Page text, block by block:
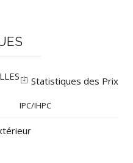
Statistiques des Prix
IPC/IHPC